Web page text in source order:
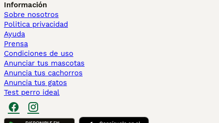
Información
Sobre nosotros
Politica privacidad
Ayuda
Prensa
Condiciones de uso
Anunciar tus mascotas
Anuncia tus cachorros
Anuncia tus gatos
Test perro ideal